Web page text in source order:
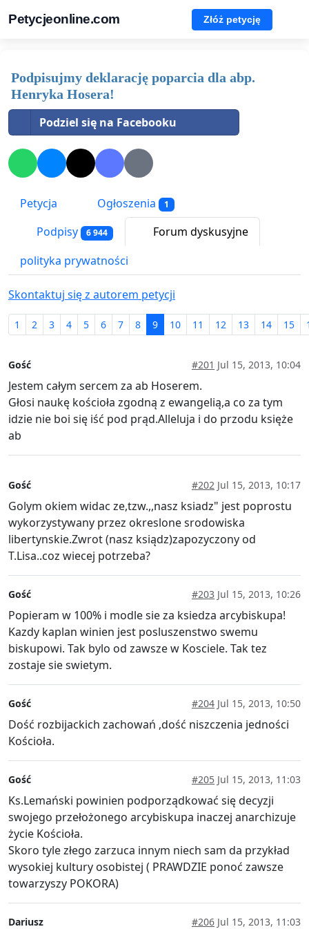
Petycjeonline.com Złóż petycję
Podpisujmy deklarację poparcia dla abp.
Henryka Hosera!
Podziel się na Facebooku
Petycja Ogłoszenia 1
Podpisy 6 944
Forum dyskusyjne
polityka prywatności
Skontaktuj się z autorem petycji
1 2 3 4 5 6 7 8 9 10 11 12 13 14 15
Gość #201 Jul 15, 2013, 10:04
Jestem całym sercem za ab Hoserem.
Głosi naukę kościoła zgodną z ewangelią,a co za tym
idzie nie boi się iść pod prąd.Alleluja i do przodu księże
ab
Gość #202 Jul 15, 2013, 10:17
Golym okiem widac ze,tzw.,,nasz ksiadz" jest poprostu
wykorzystywany przez okreslone srodowiska
libertynskie.Zwrot (nasz ksiądz)zapozyczony od
T.Lisa..coz wiecej potrzeba?
Gość #203 Jul 15, 2013, 10:26
Popieram w 100% i modle sie za ksiedza arcybiskupa!
Kazdy kaplan winien jest posluszenstwo swemu
biskupowi. Tak bylo od zawsze w Kosciele. Tak tez
zostaje sie swietym.
Gość #204 Jul 15, 2013, 10:50
Dość rozbijackich zachowań ,dość niszczenia jedności
Kościoła.
Gość #205 Jul 15, 2013, 11:03
Ks.Lemański powinien podporządkować się decyzji
swojego przełożonego arcybiskupa inaczej anarchizuje
życie Kościoła.
Skoro tyle złego zarzuca innym niech sam da przykład
wysokiej kultury osobistej ( PRAWDZIE ponoć zawsze
towarzyszy POKORA)
Dariusz #206 Jul 15, 2013, 11:03